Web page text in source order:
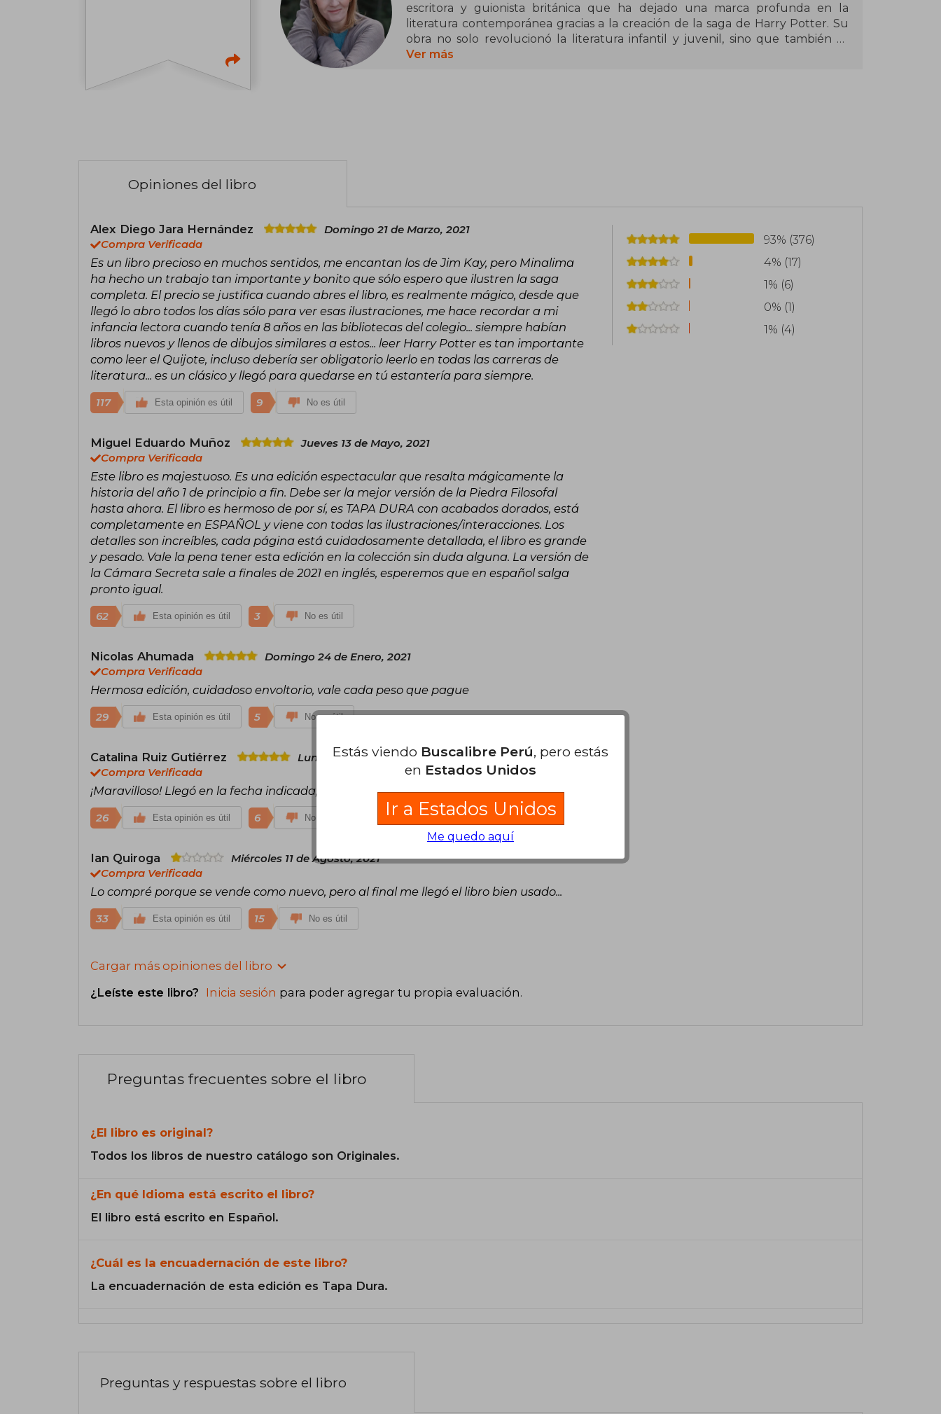
escritora y guionista británica que ha dejado una marca profunda en la
literatura contemporánea gracias a la creación de la saga de Harry Potter. Su
obra no solo revolucionó la literatura infantil y juvenil, sino que también se
convirtió en un fenómeno cultural global. Antes de alcanzar el éxito, Rowling
En 2020, J.K. Rowling volvió a escribir para niños con el cuento de hadas El
ickabog, que primero publicó de forma gratuita en línea durante el
confinamiento; más tarde donó todos los derechos de autor del libro para
ayudar a los grupos vulnerables más afectados por la pandemia de Covid-19.
J.K. Rowling confiesa que siempre quiso ser escritora. Vive en Escocia con su
familia.
Ver más
Opiniones del libro
Alex Diego Jara Hernández
Domingo 21 de Marzo, 2021
Compra Verificada
Es un libro precioso en muchos sentidos, me encantan los de Jim Kay, pero Minalima
ha hecho un trabajo tan importante y bonito que sólo espero que ilustren la saga
completa. El precio se justifica cuando abres el libro, es realmente mágico, desde que
llegó lo abro todos los días sólo para ver esas ilustraciones, me hace recordar a mi
infancia lectora cuando tenía 8 años en las bibliotecas del colegio... siempre habían
libros nuevos y llenos de dibujos similares a estos... leer Harry Potter es tan importante
como leer el Quijote, incluso debería ser obligatorio leerlo en todas las carreras de
literatura... es un clásico y llegó para quedarse en tú estantería para siempre.
117 Esta opinión es útil 9 No es útil
Miguel Eduardo Muñoz
Jueves 13 de Mayo, 2021
Compra Verificada
Este libro es majestuoso. Es una edición espectacular que resalta mágicamente la
historia del año 1 de principio a fin. Debe ser la mejor versión de la Piedra Filosofal
hasta ahora. El libro es hermoso de por sí, es TAPA DURA con acabados dorados, está
completamente en ESPAÑOL y viene con todas las ilustraciones/interacciones. Los
detalles son increíbles, cada página está cuidadosamente detallada, el libro es grande
y pesado. Vale la pena tener esta edición en la colección sin duda alguna. La versión de
la Cámara Secreta sale a finales de 2021 en inglés, esperemos que en español salga
pronto igual.
62 Esta opinión es útil 3 No es útil
Nicolas Ahumada
Domingo 24 de Enero, 2021
Compra Verificada
Hermosa edición, cuidadoso envoltorio, vale cada peso que pague
29 Esta opinión es útil 5 No es útil
Catalina Ruiz Gutiérrez
Lunes 22 de Marzo, 2021
Compra Verificada
¡Maravilloso! Llegó en la fecha indicada, una hermosa pieza de colección literaria
26 Esta opinión es útil 6 No es útil
Ian Quiroga
Miércoles 11 de Agosto, 2021
Compra Verificada
Lo compré porque se vende como nuevo, pero al final me llegó el libro bien usado...
33 Esta opinión es útil 15 No es útil
Cargar más opiniones del libro
¿Leíste este libro? Inicia sesión para poder agregar tu propia evaluación.
93% (376)
4% (17)
1% (6)
0% (1)
1% (4)
Preguntas frecuentes sobre el libro
¿El libro es original?
Todos los libros de nuestro catálogo son Originales.
¿En qué Idioma está escrito el libro?
El libro está escrito en Español.
¿Cuál es la encuadernación de este libro?
La encuadernación de esta edición es Tapa Dura.
Preguntas y respuestas sobre el libro
Estás viendo Buscalibre Perú, pero estás
en Estados Unidos
Ir a Estados Unidos
Me quedo aquí